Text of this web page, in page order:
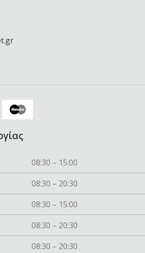
08:30 – 15:00
08:30 – 20:30
08:30 – 15:00
08:30 – 20:30
08:30 – 20:30